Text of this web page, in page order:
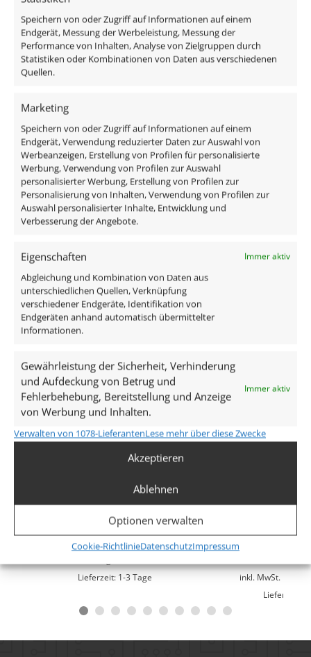
Speichern von oder Zugriff auf Informationen auf einem
Endgerät, Messung der Werbeleistung, Messung der
Performance von Inhalten, Analyse von Zielgruppen durch
Statistiken oder Kombinationen von Daten aus verschiedenen
Quellen.
Marketing
Speichern von oder Zugriff auf Informationen auf einem
Endgerät, Verwendung reduzierter Daten zur Auswahl von
Werbeanzeigen, Erstellung von Profilen für personalisierte
Werbung, Verwendung von Profilen zur Auswahl
personalisierter Werbung, Erstellung von Profilen zur
Personalisierung von Inhalten, Verwendung von Profilen zur
Auswahl personalisierter Inhalte, Entwicklung und
Verbesserung der Angebote.
Eigenschaften Immer aktiv
Abgleichung und Kombination von Daten aus
unterschiedlichen Quellen, Verknüpfung
verschiedener Endgeräte, Identifikation von
Endgeräten anhand automatisch übermittelter
Informationen.
Gewährleistung der Sicherheit, Verhinderung
und Aufdeckung von Betrug und
Fehlerbehebung, Bereitstellung und Anzeige
von Werbung und Inhalten.
Immer aktiv
Verwalten von 1078-LieferantenLese mehr über diese Zwecke
Akzeptieren
Ablehnen
Optionen verwalten
Cookie-RichtlinieDatenschutzImpressum
Gesamtmaße
82×82×25mm
Lochausschnitt Ø
68–78mm
Schutzklasse (IP)
IP20
Schwenkbar
Ja
Material
Form
Rund
Farbe
Marke / Hersteller
Luxvenum
Herstellergarantie
Ähnliche Produkte
Lista Aqua Premium Bad
Einbaurahmen IP65 eckig
ab 20,49€
Lieferzeit: 1-3 Tage
Forma Aqua Bad
Glas
inkl. MwSt.
Lieferzeit: